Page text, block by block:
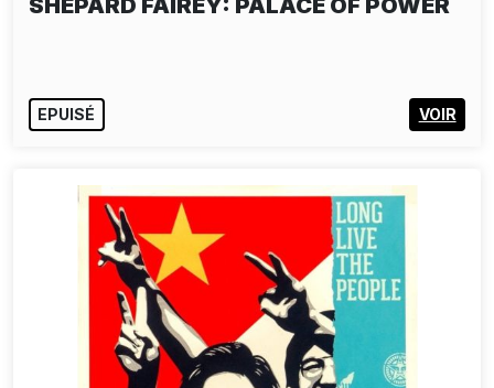
SHEPARD FAIREY: PALACE OF POWER
EPUISÉ VOIR